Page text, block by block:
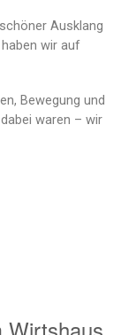
Ausklang
wir auf
Bewegung und
waren – wir